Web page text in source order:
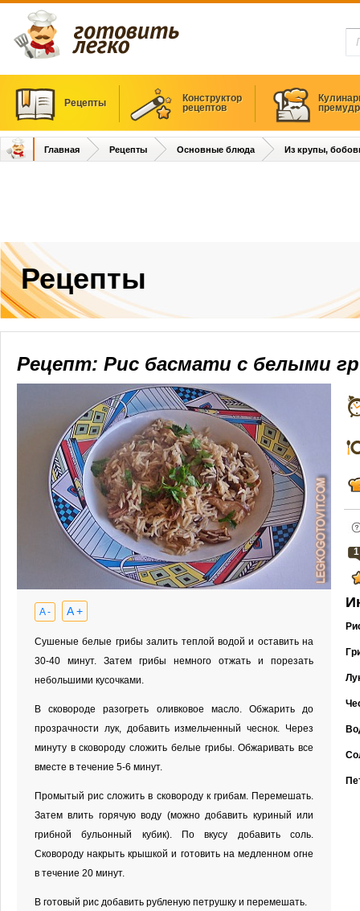
Рецепты
Конструктор
рецептов
Главная Рецепты Основные блюда Из крупы,
Рецепты
Рецепт: Рис басмати с белыми
A - A +
Сушеные белые грибы залить теплой водой и оставить на
30-40 минут. Затем грибы немного отжать и порезать
небольшими кусочками.
В сковороде разогреть оливковое масло. Обжарить до
прозрачности лук, добавить измельченный чеснок. Через
минуту в сковороду сложить белые грибы. Обжаривать все
вместе в течение 5-6 минут.
Промытый рис сложить в сковороду к грибам. Перемешать.
Затем влить горячую воду (можно добавить куриный или
грибной бульонный кубик). По вкусу добавить соль.
Сковороду накрыть крышкой и готовить на медленном огне
в течение 20 минут.
В готовый рис добавить рубленую петрушку и перемешать.
1